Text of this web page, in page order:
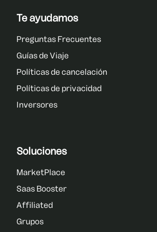
Te ayudamos
Preguntas Frecuentes
Guías de Viaje
Políticas de cancelación
Políticas de privacidad
Inversores
Soluciones
MarketPlace
Saas Booster
Affiliated
Grupos